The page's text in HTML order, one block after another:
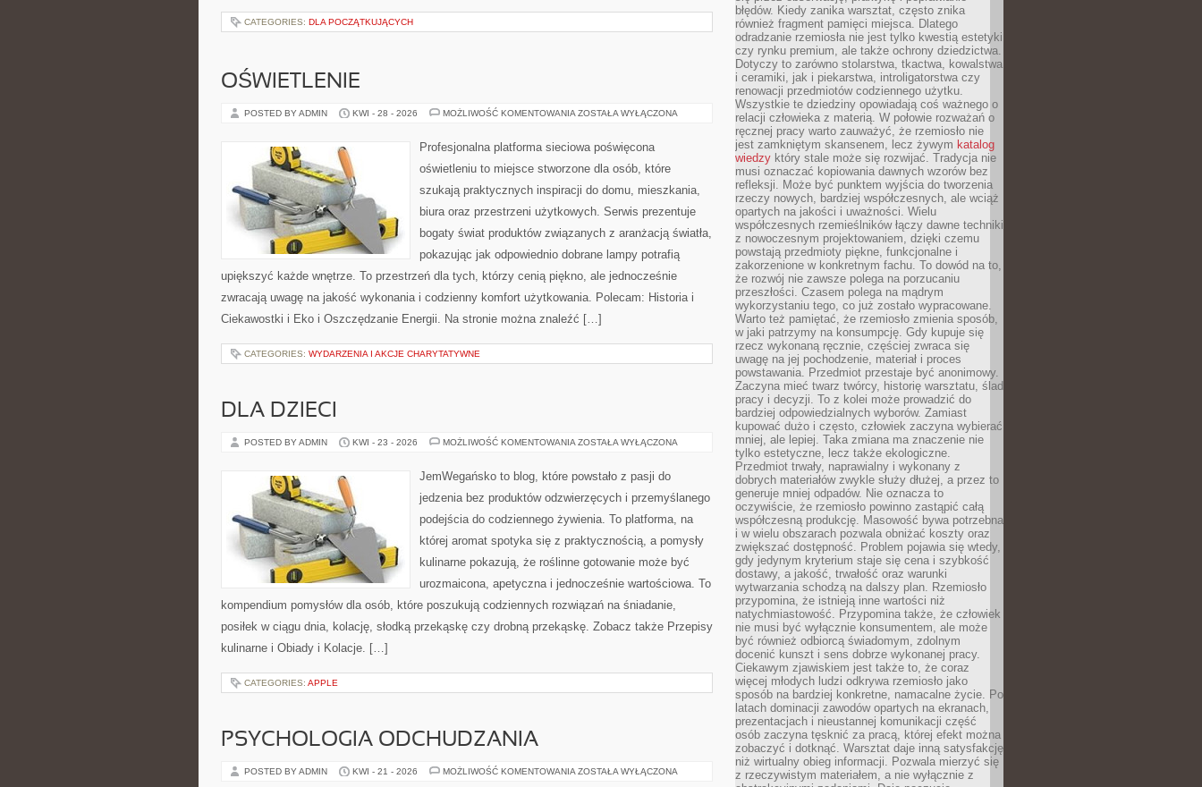
CATEGORIES: DLA POCZĄTKUJĄCYCH
OŚWIETLENIE
POSTED BY ADMIN KWI - 28 - 2026 MOŻLIWOŚĆ KOMENTOWANIA OŚWIETLENIE
ZOSTAŁA WYŁĄCZONA
Profesjonalna platforma sieciowa poświęcona
oświetleniu to miejsce stworzone dla osób, które
szukają praktycznych inspiracji do domu, mieszkania,
biura oraz przestrzeni użytkowych. Serwis prezentuje
bogaty świat produktów związanych z aranżacją światła,
pokazując jak odpowiednio dobrane lampy potrafią
upiększyć każde wnętrze. To przestrzeń dla tych, którzy cenią piękno, ale jednocześnie
zwracają uwagę na jakość wykonania i codzienny komfort użytkowania. Polecam: Historia i
Ciekawostki i Eko i Oszczędzanie Energii. Na stronie można znaleźć […]
CATEGORIES: WYDARZENIA I AKCJE CHARYTATYWNE
DLA DZIECI
POSTED BY ADMIN KWI - 23 - 2026 MOŻLIWOŚĆ KOMENTOWANIA DLA
ZOSTAŁA WYŁĄCZONA
JemWegańsko to blog, które powstało z pasji do
jedzenia bez produktów odzwierzęcych i przemyślanego
podejścia do codziennego żywienia. To platforma, na
której aromat spotyka się z praktycznością, a pomysły
kulinarne pokazują, że roślinne gotowanie może być
urozmaicona, apetyczna i jednocześnie wartościowa. To
kompendium pomysłów dla osób, które poszukują codziennych rozwiązań na śniadanie,
posiłek w ciągu dnia, kolację, słodką przekąskę czy drobną przekąskę. Zobacz także Przepisy
kulinarne i Obiady i Kolacje. […]
CATEGORIES: APPLE
PSYCHOLOGIA ODCHUDZANIA
POSTED BY ADMIN KWI - 21 - 2026 MOŻLIWOŚĆ KOMENTOWANIA PSYCHOLOGIA
ZOSTAŁA WYŁĄCZONA
błędów. Kiedy zanika warsztat, często znika
również fragment pamięci miejsca. Dlatego
odradzanie rzemiosła nie jest tylko kwestią estetyki
czy rynku premium, ale także ochrony dziedzictwa.
Dotyczy to zarówno stolarstwa, tkactwa, kowalstwa
i ceramiki, jak i piekarstwa, introligatorstwa czy
renowacji przedmiotów codziennego użytku.
Wszystkie te dziedziny opowiadają coś ważnego o
relacji człowieka z materią. W połowie rozważań o
ręcznej pracy warto zauważyć, że rzemiosło nie
jest zamkniętym skansenem, lecz żywym katalog
wiedzy który stale może się rozwijać. Tradycja nie
musi oznaczać kopiowania dawnych wzorów bez
refleksji. Może być punktem wyjścia do tworzenia
rzeczy nowych, bardziej współczesnych, ale wciąż
opartych na jakości i uważności. Wielu
współczesnych rzemieślników łączy dawne techniki
z nowoczesnym projektowaniem, dzięki czemu
powstają przedmioty piękne, funkcjonalne i
zakorzenione w konkretnym fachu. To dowód na to,
że rozwój nie zawsze polega na porzucaniu
przeszłości. Czasem polega na mądrym
wykorzystaniu tego, co już zostało wypracowane.
Warto też pamiętać, że rzemiosło zmienia sposób,
w jaki patrzymy na konsumpcję. Gdy kupuje się
rzecz wykonaną ręcznie, częściej zwraca się
uwagę na jej pochodzenie, materiał i proces
powstawania. Przedmiot przestaje być anonimowy.
Zaczyna mieć twarz twórcy, historię warsztatu, ślad
pracy i decyzji. To z kolei może prowadzić do
bardziej odpowiedzialnych wyborów. Zamiast
kupować dużo i często, człowiek zaczyna wybierać
mniej, ale lepiej. Taka zmiana ma znaczenie nie
tylko estetyczne, lecz także ekologiczne.
Przedmiot trwały, naprawialny i wykonany z
dobrych materiałów zwykle służy dłużej, a przez to
generuje mniej odpadów. Nie oznacza to
oczywiście, że rzemiosło powinno zastąpić całą
współczesną produkcję. Masowość bywa potrzebna
i w wielu obszarach pozwala obniżać koszty oraz
zwiększać dostępność. Problem pojawia się wtedy,
gdy jedynym kryterium staje się cena i szybkość
dostawy, a jakość, trwałość oraz warunki
wytwarzania schodzą na dalszy plan. Rzemiosło
przypomina, że istnieją inne wartości niż
natychmiastowość. Przypomina także, że człowiek
nie musi być wyłącznie konsumentem, ale może
być również odbiorcą świadomym, zdolnym
docenić kunszt i sens dobrze wykonanej pracy.
Ciekawym zjawiskiem jest także to, że coraz
więcej młodych ludzi odkrywa rzemiosło jako
sposób na bardziej konkretne, namacalne życie. Po
latach dominacji zawodów opartych na ekranach,
prezentacjach i nieustannej komunikacji część
osób zaczyna tęsknić za pracą, której efekt można
zobaczyć i dotknąć. Warsztat daje inną satysfakcję
niż wirtualny obieg informacji. Pozwala mierzyć się
z rzeczywistym materiałem, a nie wyłącznie z